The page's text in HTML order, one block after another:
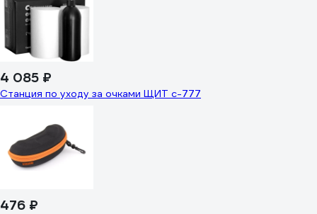
4 085 ₽
Станция по уходу за очками ЩИТ с-777
476 ₽